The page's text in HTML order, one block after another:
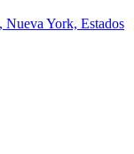
Nueva York, Estados